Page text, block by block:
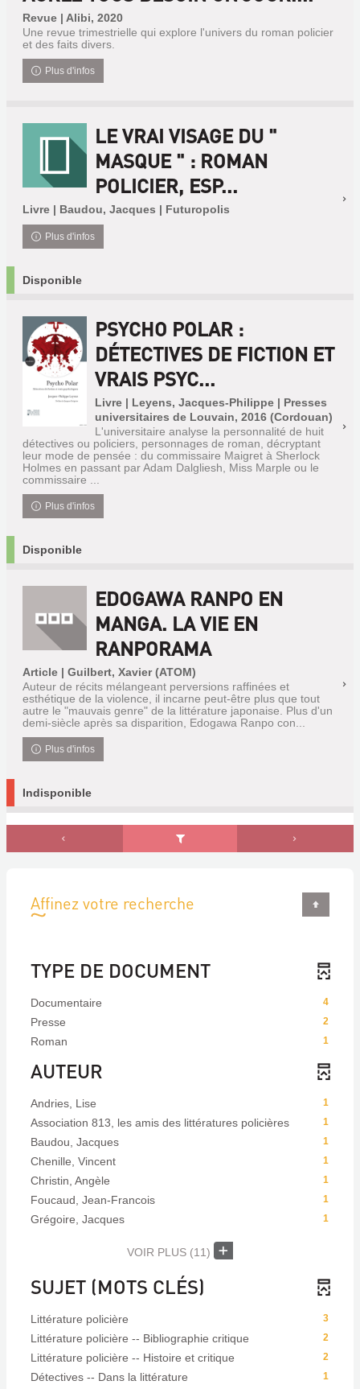
Revue | Alibi, 2020
Une revue trimestrielle qui explore l'univers du roman policier
et des faits divers.
Plus d'infos
LE VRAI VISAGE DU "
MASQUE " : ROMAN
POLICIER, ESP...
Livre | Baudou, Jacques | Futuropolis
Plus d'infos
Disponible
PSYCHO POLAR :
DÉTECTIVES DE FICTION ET
VRAIS PSYC...
Livre | Leyens, Jacques-Philippe | Presses
universitaires de Louvain, 2016 (Cordouan)
L'universitaire analyse la personnalité de huit
détectives ou policiers, personnages de roman, décryptant
leur mode de pensée : du commissaire Maigret à Sherlock
Holmes en passant par Adam Dalgliesh, Miss Marple ou le
commissaire ...
Plus d'infos
Disponible
EDOGAWA RANPO EN
MANGA. LA VIE EN
RANPORAMA
Article | Guilbert, Xavier (ATOM)
Auteur de récits mélangeant perversions raffinées et
esthétique de la violence, il incarne peut-être plus que tout
autre le "mauvais genre" de la littérature japonaise. Plus d'un
demi-siècle après sa disparition, Edogawa Ranpo con...
Plus d'infos
Indisponible
Affinez votre recherche
TYPE DE DOCUMENT
4
Documentaire
2
Presse
1
Roman
AUTEUR
1
Andries, Lise
1
Association 813, les amis des littératures policières
1
Baudou, Jacques
1
Chenille, Vincent
1
Christin, Angèle
1
Foucaud, Jean-Francois
1
Grégoire, Jacques
VOIR PLUS (11)
SUJET (MOTS CLÉS)
3
Littérature policière
2
Littérature policière -- Bibliographie critique
2
Littérature policière -- Histoire et critique
1
Détectives -- Dans la littérature